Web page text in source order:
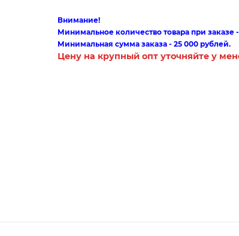
Внимание!
Минимальное количество товара при заказе
Минимальная сумма заказа - 25 000 рублей.
Цену на крупный опт уточняйте у